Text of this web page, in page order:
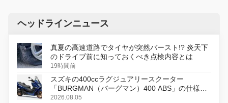
ヘッドラインニュース
真夏の高速道路でタイヤが突然バースト!? 炎天下
のドライブ前に知っておくべき点検内容とは
19時間前
スズキの400ccラグジュアリースクーター
「BURGMAN（バーグマン）400 ABS」の仕様を
変更し、8月18日に発売
2026.08.05